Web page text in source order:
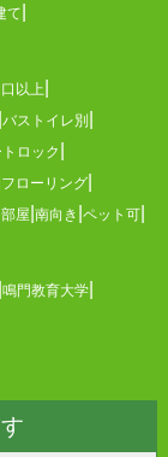
て
以上
バストイレ別
ロック
フローリング
屋 南向き ペット可
鳴門教育大学